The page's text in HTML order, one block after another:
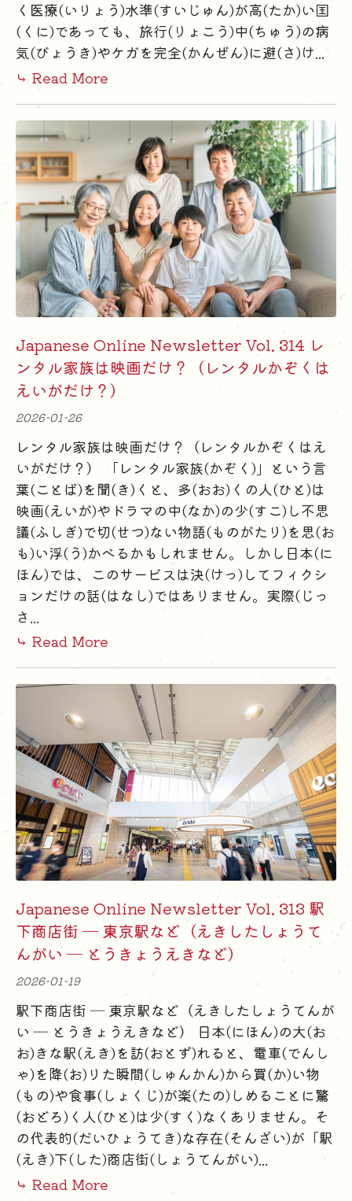
く医療(いりょう)水準(すいじゅん)が高(たか)い国
(くに)であっても、旅行(りょこう)中(ちゅう)の病
気(びょうき)やケガを完全(かんぜん)に避(さ)け...
⤷ Read More
Japanese Online Newsletter Vol. 314 レ
ンタル家族は映画だけ？（レンタルかぞくは
えいがだけ？）
2026-01-26
レンタル家族は映画だけ？（レンタルかぞくはえ
いがだけ？） 「レンタル家族(かぞく)」という言
葉(ことば)を聞(き)くと、多(おお)くの人(ひと)は
映画(えいが)やドラマの中(なか)の少(すこ)し不思
議(ふしぎ)で切(せつ)ない物語(ものがたり)を思(お
も)い浮(う)かべるかもしれません。しかし日本(に
ほん)では、このサービスは決(けっ)してフィクシ
ョンだけの話(はなし)ではありません。実際(じっ
さ...
⤷ Read More
Japanese Online Newsletter Vol. 313 駅
下商店街 ― 東京駅など（えきしたしょうて
んがい ― とうきょうえきなど）
2026-01-19
駅下商店街 ― 東京駅など（えきしたしょうてんが
い ― とうきょうえきなど） 日本(にほん)の大(お
お)きな駅(えき)を訪(おとず)れると、電車(でんし
ゃ)を降(お)りた瞬間(しゅんかん)から買(か)い物
(もの)や食事(しょくじ)が楽(たの)しめることに驚
(おどろ)く人(ひと)は少(すく)なくありません。そ
の代表的(だいひょうてき)な存在(そんざい)が「駅
(えき)下(した)商店街(しょうてんがい)...
⤷ Read More